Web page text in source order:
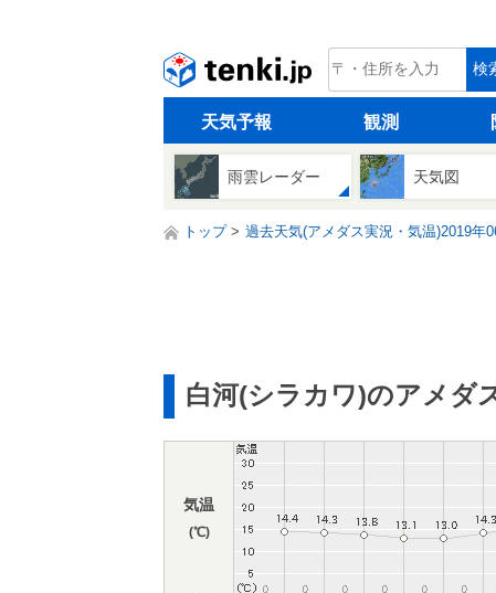
tenki.jp 検
天気予報 観測
雨雲レーダー 天気図
トップ 過去天気(アメダス実況・気温)2019年
白河(シラカワ)のアメダ
気温
(℃)